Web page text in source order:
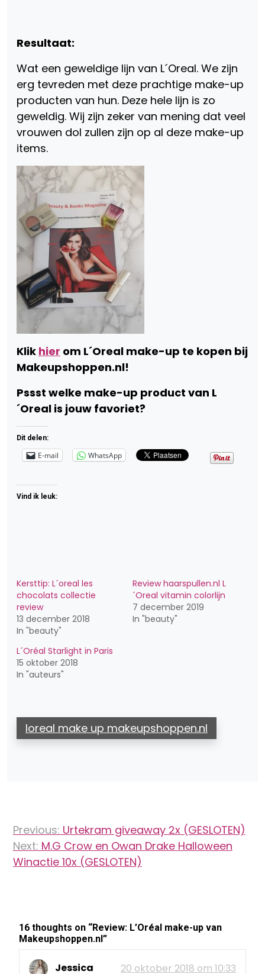
Resultaat:
Wat een geweldige lijn van L´Oreal. We zijn
erg tevreden met deze prachtige make-up
producten van hun. Deze hele lijn is zo
geweldig. Wij zijn zeker van mening dat veel
vrouwen dol zullen zijn op al deze make-up
items.
Klik hier om L´Oreal make-up te kopen bij
Makeupshoppen.nl!
Pssst welke make-up product van L
´Oreal is jouw favoriet?
Dit delen:
E-mail WhatsApp
Vind ik leuk:
Kersttip: L´oreal les
chocolats collectie
review
13 december 2018
In "beauty"
Review haarspullen.nl L
´Oreal vitamin colorlijn
7 december 2019
In "beauty"
L´Oréal Starlight in Paris
15 oktober 2018
In "auteurs"
loreal make up makeupshoppen.nl
navigatie
Previous: Urtekram giveaway 2x (GESLOTEN)
Next: M.G Crow en Owan Drake Halloween
Winactie 10x (GESLOTEN)
16 thoughts on “Review: L’Oréal make-up van
Makeupshoppen.nl”
Jessica 20 oktober 2018 om 10:33